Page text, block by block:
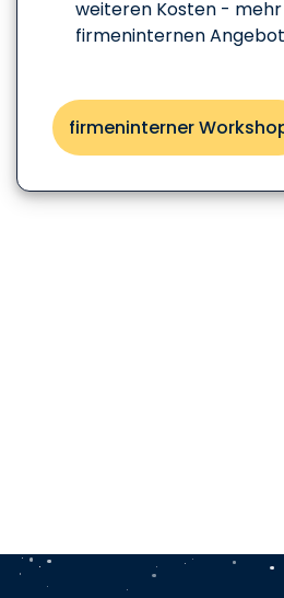
weiteren Kosten -
firmeninternen Angebot
firmeninterner